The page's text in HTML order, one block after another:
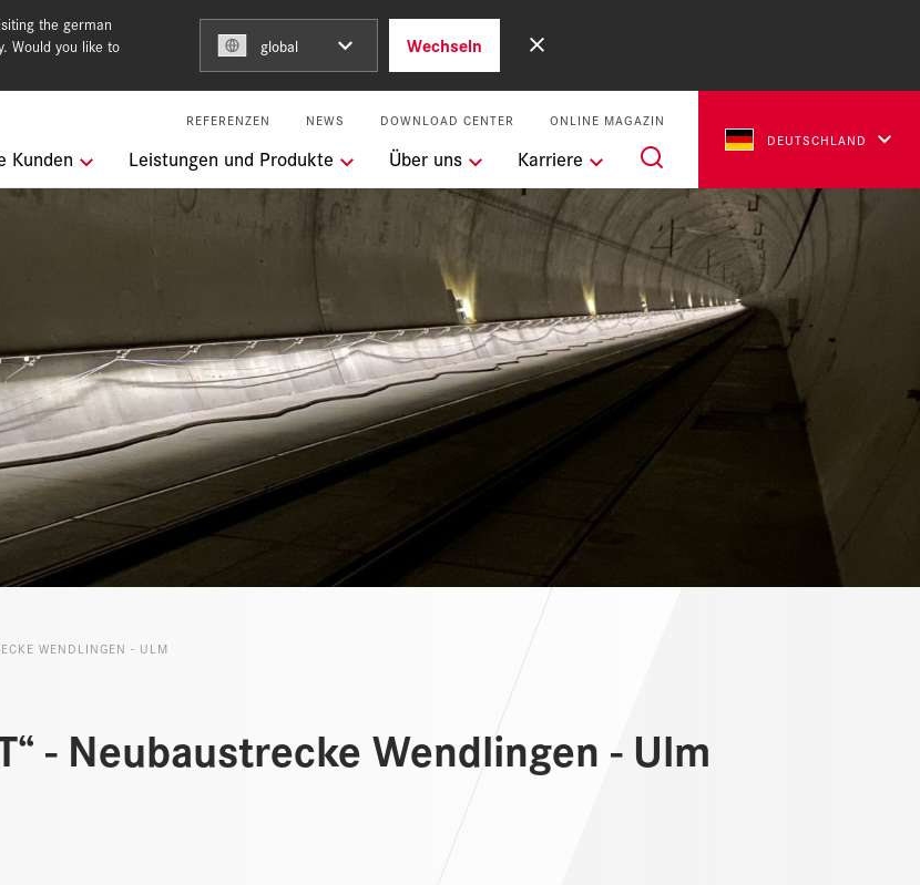
the german
Would you like to
global Wechseln
REFERENZEN NEWS DOWNLOAD CENTER ONLINE MAGAZIN
Kunden Leistungen und Produkte Über uns Karriere
DEUTSCHLAND
the future
WENDLINGEN - ULM
- Neubaustrecke Wendlingen - Ulm